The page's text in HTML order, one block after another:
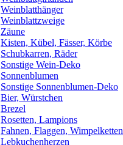
Weinblatthänger
Weinblattzweige
Zäune
Kisten, Kübel, Fässer, Körbe
Schubkarren, Räder
Sonstige Wein-Deko
Sonnenblumen
Sonstige Sonnenblumen-Deko
Bier, Würstchen
Brezel
Rosetten, Lampions
Fahnen, Flaggen, Wimpelketten
Lebkuchenherzen